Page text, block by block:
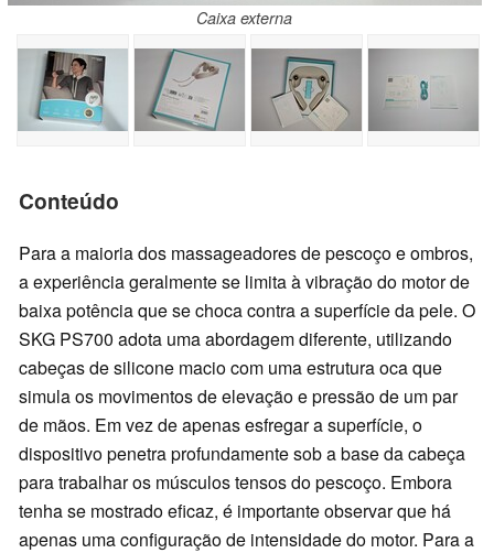
Caixa externa
Conteúdo
Para a maioria dos massageadores de pescoço e ombros,
a experiência geralmente se limita à vibração do motor de
baixa potência que se choca contra a superfície da pele. O
SKG PS700 adota uma abordagem diferente, utilizando
cabeças de silicone macio com uma estrutura oca que
simula os movimentos de elevação e pressão de um par
de mãos. Em vez de apenas esfregar a superfície, o
dispositivo penetra profundamente sob a base da cabeça
para trabalhar os músculos tensos do pescoço. Embora
tenha se mostrado eficaz, é importante observar que há
apenas uma configuração de intensidade do motor. Para a